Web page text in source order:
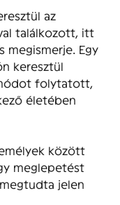
az
találkozott, itt
megismerje. Egy
keresztül
folytatott,
életében
között
meglepetést
jelen